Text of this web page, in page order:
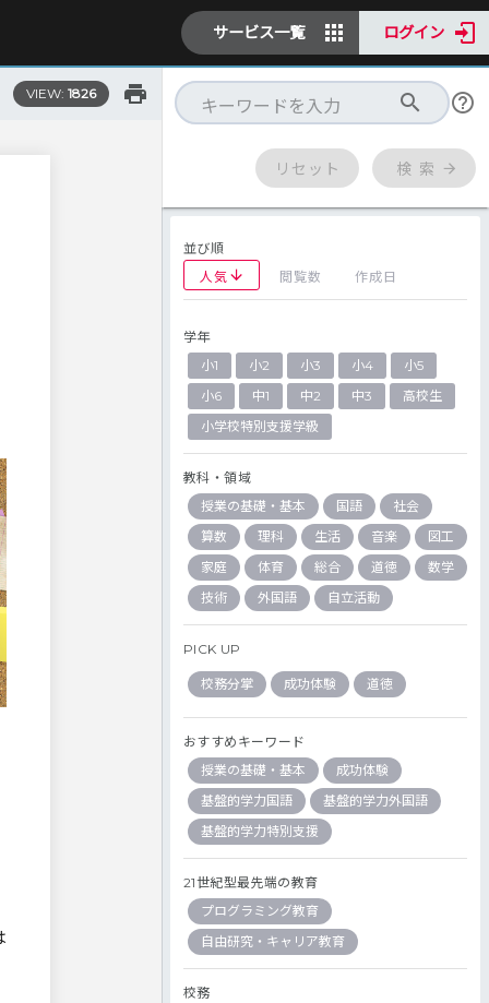
サービス一覧 ログイン
VIEW: 1826
リセット 検 索
並び順
人気
閲覧数 作成日
学年
小1
小2 小3 小4
小5
小6
中1 中2 中3
高校生
小学校特別支援学級
教科・領域
授業の基礎・基本
国語
社会
算数
理科 生活 音楽
図工
家庭
体育 総合 道徳
数学
技術
外国語 自立活動
PICK UP
校務分掌 成功体験 道徳
おすすめキーワード
授業の基礎・基本
成功体験
基盤的学力国語
基盤的学力外国語
基盤的学力特別支援
21世紀型最先端の教育
プログラミング教育
自由研究・キャリア教育
校務